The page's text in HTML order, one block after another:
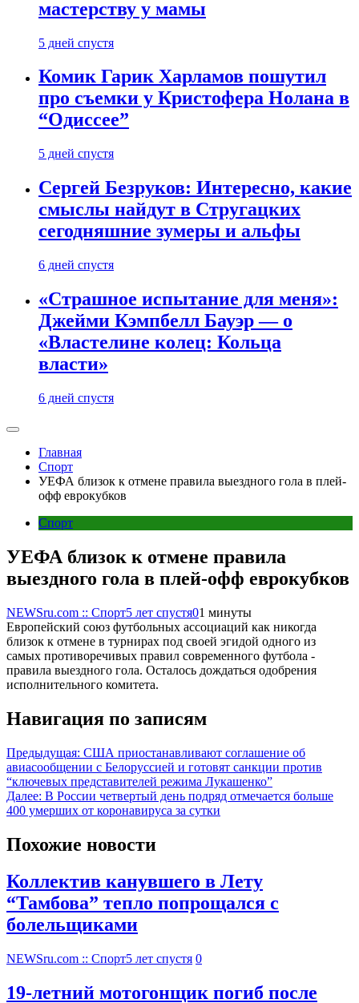
мастерству у мамы
5 дней спустя
Комик Гарик Харламов пошутил
про съемки у Кристофера Нолана в
“Одиссее”
5 дней спустя
Сергей Безруков: Интересно, какие
смыслы найдут в Стругацких
сегодняшние зумеры и альфы
6 дней спустя
«Страшное испытание для меня»:
Джейми Кэмпбелл Бауэр — о
«Властелине колец: Кольца
власти»
6 дней спустя
Главная
Спорт
УЕФА близок к отмене правила выездного гола в плей-
офф еврокубков
Спорт
УЕФА близок к отмене правила
выездного гола в плей-офф еврокубков
NEWSru.com :: Спорт5 лет спустя01 минуты
Европейский союз футбольных ассоциаций как никогда
близок к отмене в турнирах под своей эгидой одного из
самых противоречивых правил современного футбола -
правила выездного гола. Осталось дождаться одобрения
исполнительного комитета.
Навигация по записям
Предыдущая: США приостанавливают соглашение об
авиасообщении с Белоруссией и готовят санкции против
“ключевых представителей режима Лукашенко”
Далее: В России четвертый день подряд отмечается больше
400 умерших от коронавируса за сутки
Похожие новости
Коллектив канувшего в Лету
“Тамбова” тепло попрощался с
болельщиками
NEWSru.com :: Спорт5 лет спустя 0
19-летний мотогонщик погиб после